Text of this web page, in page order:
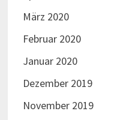
März 2020
Februar 2020
Januar 2020
Dezember 2019
November 2019